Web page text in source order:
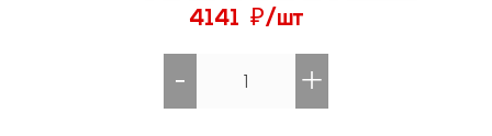
4141 ₽/шт
- +